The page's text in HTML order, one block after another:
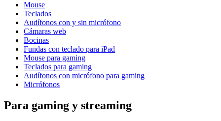
Mouse
Teclados
Audífonos con y sin micrófono
Cámaras web
Bocinas
Fundas con teclado para iPad
Mouse para gaming
Teclados para gaming
Audífonos con micrófono para gaming
Micrófonos
Para gaming y streaming